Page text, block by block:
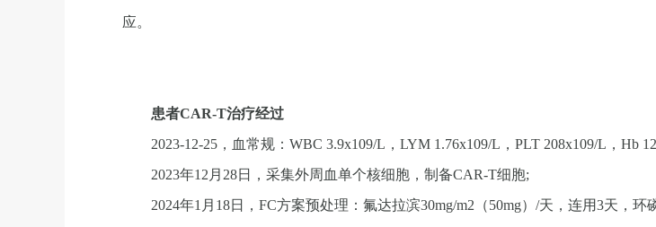
应。
患者CAR-T治疗经过
2023-12-25，血常规：WBC 3.9x109/L，LYM 1.76x109/L，PLT 208x109/L，Hb
2023年12月28日，采集外周血单个核细胞，制备CAR-T细胞;
2024年1月18日，FC方案预处理：氟达拉滨30mg/m2（50mg）/天，连用3天，环